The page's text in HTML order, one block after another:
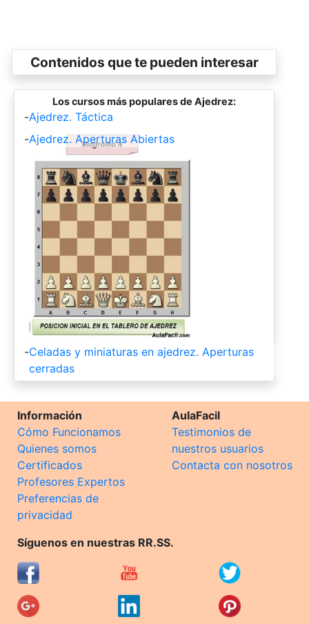
Contenidos que te pueden interesar
Los cursos más populares de Ajedrez:
-Ajedrez. Táctica
-Ajedrez. Aperturas Abiertas
-Celadas y miniaturas en ajedrez. Aperturas
cerradas
Información
Cómo Funcionamos
Quienes somos
Certificados
Profesores Expertos
Preferencias de
privacidad
AulaFacil
Testimonios de
nuestros usuarios
Contacta con nosotros
Síguenos en nuestras RR.SS.